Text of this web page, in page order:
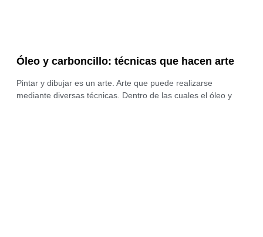
Óleo y carboncillo: técnicas que hacen arte
Pintar y dibujar es un arte. Arte que puede realizarse
mediante diversas técnicas. Dentro de las cuales el óleo y